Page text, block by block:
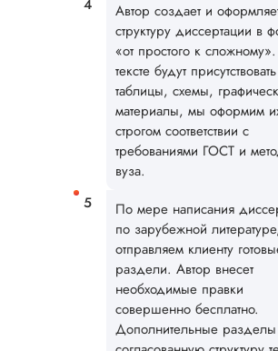
Автор создает и
структуру диссертации в
«от простого к
тексте будут присутствовать
таблицы, схемы,
материалы, мы оформим
строгом соответствии с
требованиями ГОСТ и
вуза.
По мере написания
по зарубежной
отправляем клиенту
раздели. Автор внесет
необходимые правки
совершенно бесплатно.
Дополнительные